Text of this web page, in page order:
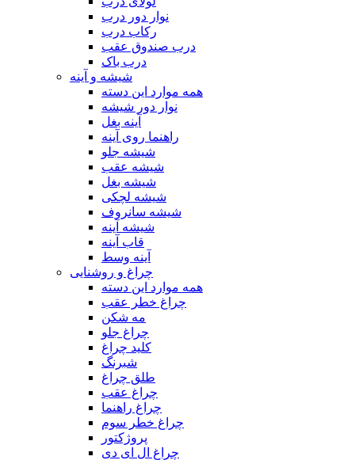
نوار دور درب
رکاب درب
درب صندوق عقب
درب باک
شیشه و آینه
همه موارد این دسته
نوار دور شیشه
آینه بغل
راهنما روی آینه
شیشه جلو
شیشه عقب
شیشه بغل
شیشه لچکی
شیشه سانروف
شیشه آینه
قاب آینه
آینه وسط
چراغ و روشنایی
همه موارد این دسته
چراغ خطر عقب
مه شکن
چراغ جلو
کلید چراغ
شبرنگ
طلق چراغ
چراغ عقب
چراغ راهنما
چراغ خطر سوم
پروژکتور
چراغ ال ای دی